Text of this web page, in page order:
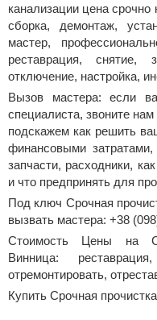
канализации цена срочно
сборка, демонтаж,
мастер,
реставрация, снятие,
отключение, настройка,
Вызов мастера: если
специалиста, звоните
подскажем как решить
финансовыми затратами,
запчасти, расходники,
и что предпринять для
Под ключ Срочная
вызвать мастера: +38
Стоимость Цены на
Винница:
отремонтировать,
Купить Срочная